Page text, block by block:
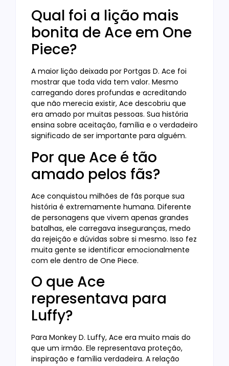
Qual foi a lição mais
bonita de Ace em One
Piece?
A maior lição deixada por Portgas D. Ace foi
mostrar que toda vida tem valor. Mesmo
carregando dores profundas e acreditando
que não merecia existir, Ace descobriu que
era amado por muitas pessoas. Sua história
ensina sobre aceitação, família e o verdadeiro
significado de ser importante para alguém.
Por que Ace é tão
amado pelos fãs?
Ace conquistou milhões de fãs porque sua
história é extremamente humana. Diferente
de personagens que vivem apenas grandes
batalhas, ele carregava inseguranças, medo
da rejeição e dúvidas sobre si mesmo. Isso fez
muita gente se identificar emocionalmente
com ele dentro de One Piece.
O que Ace
representava para
Luffy?
Para Monkey D. Luffy, Ace era muito mais do
que um irmão. Ele representava proteção,
inspiração e família verdadeira. A relação